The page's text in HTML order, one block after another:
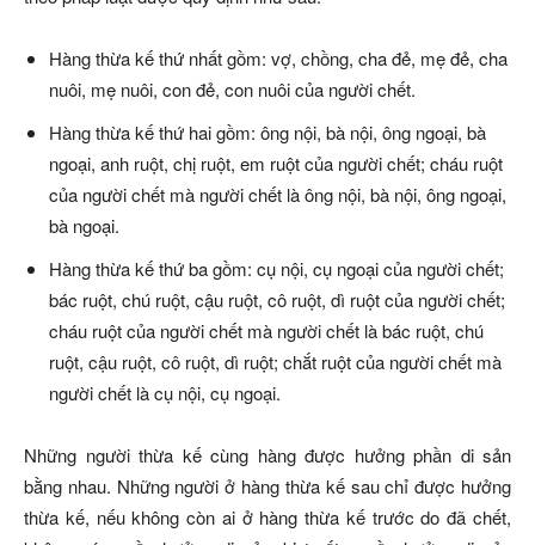
Hàng thừa kế thứ nhất gồm: vợ, chồng, cha đẻ, mẹ đẻ, cha
nuôi, mẹ nuôi, con đẻ, con nuôi của người chết.
Hàng thừa kế thứ hai gồm: ông nội, bà nội, ông ngoại, bà
ngoại, anh ruột, chị ruột, em ruột của người chết; cháu ruột
của người chết mà người chết là ông nội, bà nội, ông ngoại,
bà ngoại.
Hàng thừa kế thứ ba gồm: cụ nội, cụ ngoại của người chết;
bác ruột, chú ruột, cậu ruột, cô ruột, dì ruột của người chết;
cháu ruột của người chết mà người chết là bác ruột, chú
ruột, cậu ruột, cô ruột, dì ruột; chắt ruột của người chết mà
người chết là cụ nội, cụ ngoại.
Những người thừa kế cùng hàng được hưởng phần di sản
bằng nhau. Những người ở hàng thừa kế sau chỉ được hưởng
thừa kế, nếu không còn ai ở hàng thừa kế trước do đã chết,